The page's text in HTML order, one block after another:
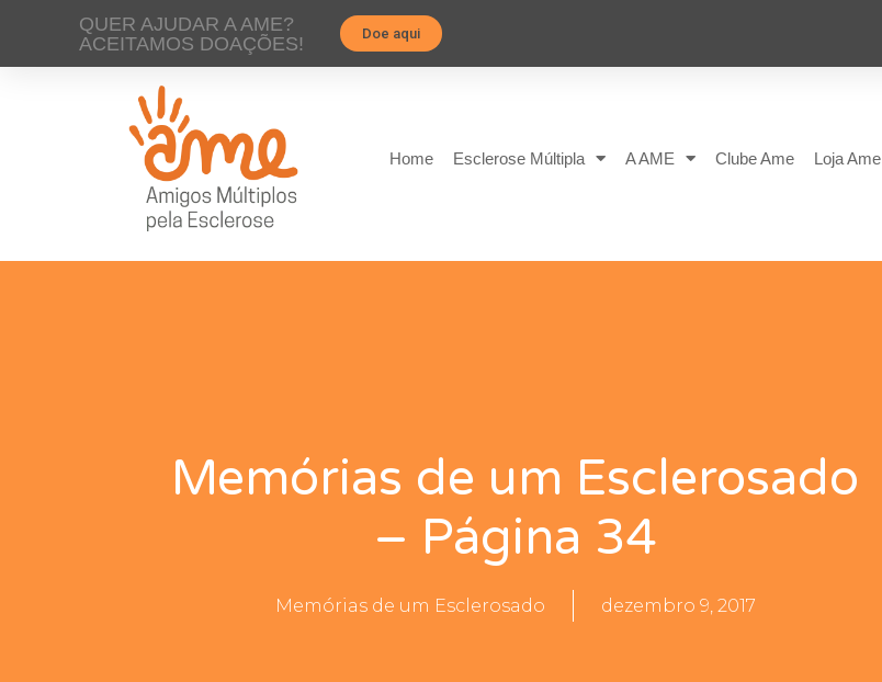
QUER AJUDAR A AME?
ACEITAMOS DOAÇÕES!
Doe aqui
Home Esclerose Múltipla A AME Clube Ame Loja Ame
Memórias de um Esclerosado
– Página 34
Memórias de um Esclerosado dezembro 9, 2017